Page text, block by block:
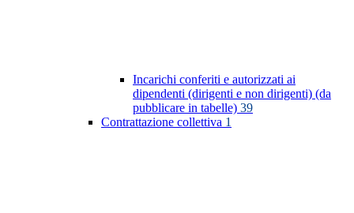
Incarichi conferiti e autorizzati ai
dipendenti (dirigenti e non dirigenti) (da
pubblicare in tabelle) 39
Contrattazione collettiva 1